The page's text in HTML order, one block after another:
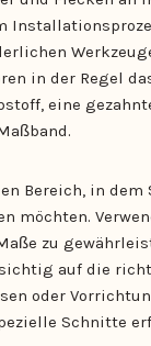
in der Regel
eine
Bereich, in dem
möchten.
zu
auf die
oder
Schnitte